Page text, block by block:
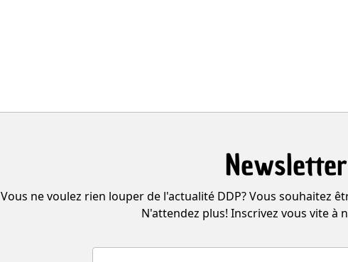
Newsletter
Vous ne voulez rien louper de l'actualité DDP? Vous souhaitez
N'attendez plus! Inscrivez vous vite à